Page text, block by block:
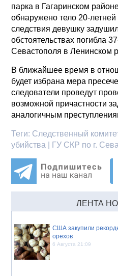
парка в Гагаринском
обнаружено тело 20-летней
следствия девушку
обстоятельствах погибла
Севастополя в Ленинском
В ближайшее время в
будет избрана мера
следователи проведут
возможной причастности
аналогичным
Теги: Следственный
убийства | ГУ СКР по г.
ЛЕНТА
США закупили
орехов
6 Августа 21:09